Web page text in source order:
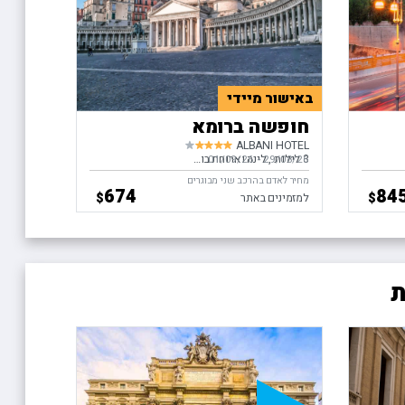
$
באישור מיידי
חופשה ברומא
ALBANI HOTEL
3 לילות
לינה וארוחת בוקרבין התאריכים,
29/08/26
-
01/09/26
למזמינים באתר
מחיר לאדם בהרכב שני מבוגרים
$674